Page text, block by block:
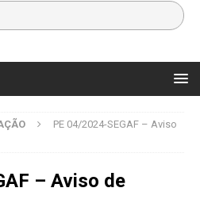
PE 04/2024-SEGAF – Aviso
– Aviso de